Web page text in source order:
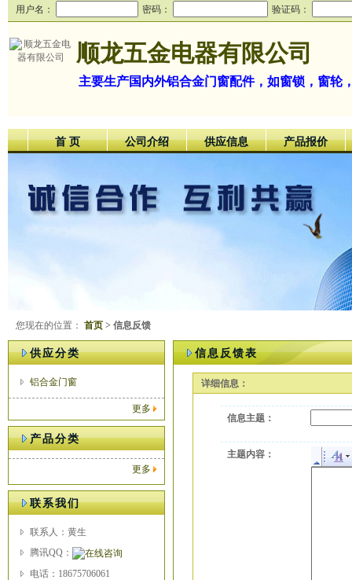
用户名： 密码： 验证码：
顺龙五金电器有限公司
主要生产国内外铝合金门窗配件，如窗锁，窗轮
首 页 公司介绍 供应信息 产品报价
您现在的位置： 首页 > 信息反馈
供应分类
铝合金门窗
更多
产品分类
更多
联系我们
联系人：黄生
腾讯QQ：
电话：18675706061
信息反馈表
详细信息：
信息主题：
主题内容：